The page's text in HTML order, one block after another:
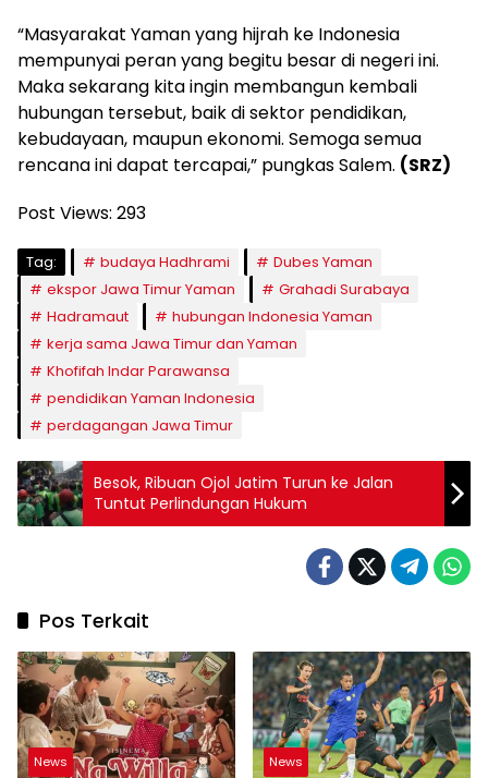
“Masyarakat Yaman yang hijrah ke Indonesia
mempunyai peran yang begitu besar di negeri ini.
Maka sekarang kita ingin membangun kembali
hubungan tersebut, baik di sektor pendidikan,
kebudayaan, maupun ekonomi. Semoga semua
rencana ini dapat tercapai,” pungkas Salem. (SRZ)
Post Views: 293
Tag: budaya Hadhrami
Dubes Yaman
ekspor Jawa Timur Yaman
Grahadi Surabaya
Hadramaut
hubungan Indonesia Yaman
kerja sama Jawa Timur dan Yaman
Khofifah Indar Parawansa
pendidikan Yaman Indonesia
perdagangan Jawa Timur
Besok, Ribuan Ojol Jatim Turun ke Jalan
Tuntut Perlindungan Hukum
Pos Terkait
News News